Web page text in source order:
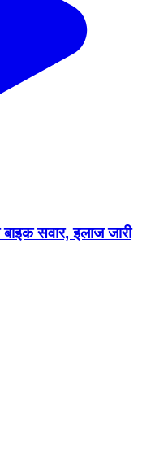
सवार, इलाज जारी